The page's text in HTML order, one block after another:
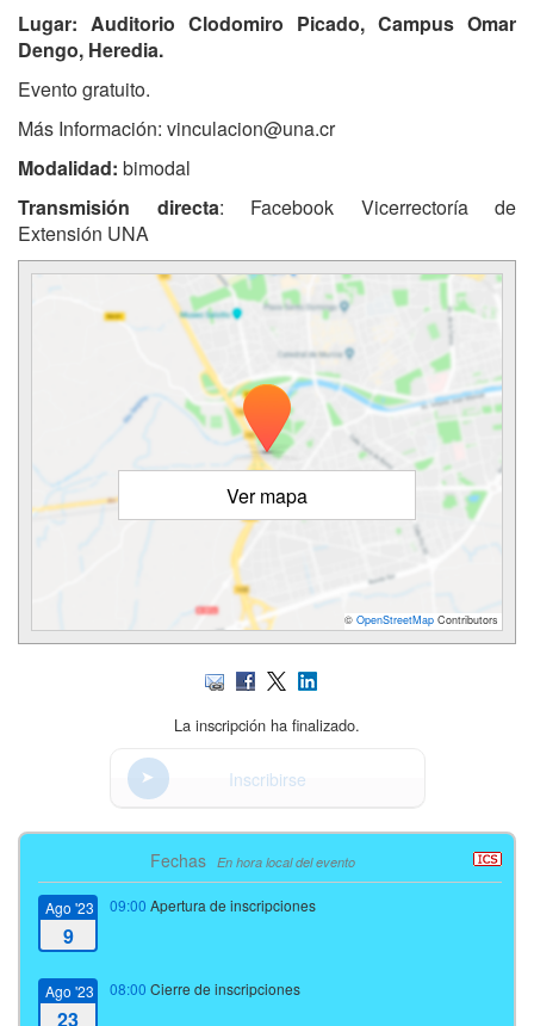
Lugar: Auditorio Clodomiro Picado, Campus Omar
Dengo, Heredia.
Evento gratuito.
Más Información: vinculacion@una.cr
Modalidad: bimodal
Transmisión directa: Facebook Vicerrectoría de
Extensión UNA
Ver mapa
© OpenStreetMap Contributors
La inscripción ha finalizado.
Inscribirse
Fechas En hora local del evento
Ago '23
9
09:00 Apertura de inscripciones
Ago '23
23
08:00 Cierre de inscripciones